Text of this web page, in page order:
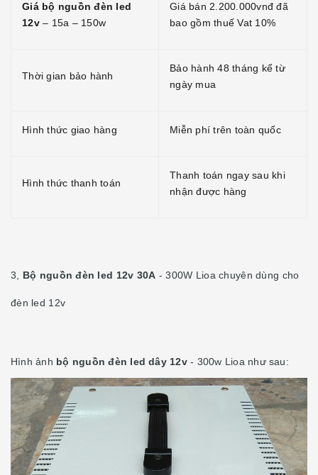
Giá bộ nguồn đèn led
12v– 15a – 150w
Giá bán 2.200.000vnđ đã
bao gồm thuế Vat 10%
Thời gian bảo hành
Bảo hành 48 tháng kể từ
ngày mua
Hình thức giao hàng Miễn phí trên toàn quốc
Hình thức thanh toán
Thanh toán ngay sau khi
nhận được hàng
3, Bộ nguồn đèn led 12v 30A - 300W Lioa chuyên dùng cho
đèn led 12v
Hình ảnh bộ nguồn đèn led dây 12v- 300w Lioa như sau: